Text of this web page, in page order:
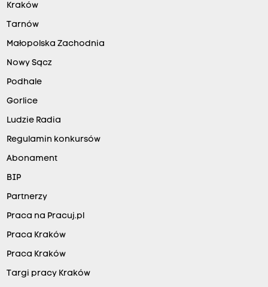
Kraków
Tarnów
Małopolska Zachodnia
Nowy Sącz
Podhale
Gorlice
Ludzie Radia
Regulamin konkursów
Abonament
BIP
Partnerzy
Praca na Pracuj.pl
Praca Kraków
Praca Kraków
Targi pracy Kraków